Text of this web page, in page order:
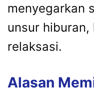
menyegarkan
unsur hiburan,
relaksasi.
Alasan